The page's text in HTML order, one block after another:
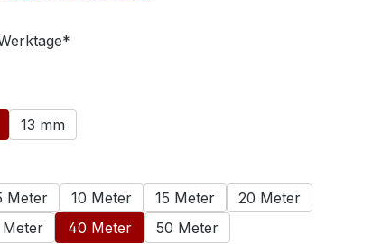
13 mm
Meter 10 Meter 15 Meter
20 Meter
40 Meter 50 Meter